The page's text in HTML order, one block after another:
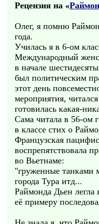
Рецензия на «
Олег, я помню
года.
Училась я в 6-ом
Международный
в начале
был политическим
этот день
мероприятия,
готовилась какая-
Сама читала в 56-ом
в классе стих о
Французская
воспрепятствовала
во Вьетнаме:
"груженные танками
города Тура итд...
Раймонда Дьен легла
её примеру